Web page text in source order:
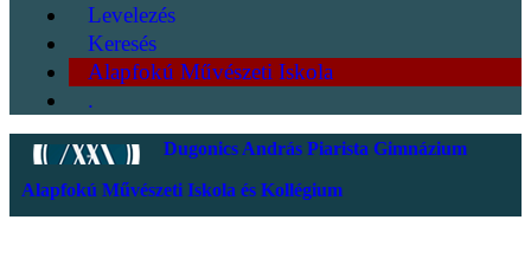
Levelezés
Keresés
Alapfokú Művészeti Iskola
.
Dugonics András Piarista Gimnázium
Alapfokú Művészeti Iskola és Kollégium